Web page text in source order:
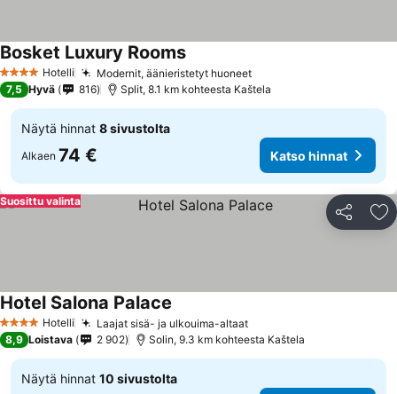
4 Tähtiluokitus
Hotelli Modernit, äänieristetyt huoneet
Bosket Luxury Rooms
7,5 Hyvä 816 Split, 8.1 km kohteesta Kaštela
Näytä hinnat 8 sivustolta
Alkaen 74 € Katso hinnat
Jaa
Suosittu valinta
4 Tähtiluokitus
Hotelli Laajat sisä- ja ulkouima-altaat
Hotel Salona Palace
8,9 Loistava 2 902 Solin, 9.3 km kohteesta Kaštela
Näytä hinnat 10 sivustolta